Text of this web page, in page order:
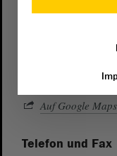
Landtagvon
Auf Google Maps
Telefon und Fax